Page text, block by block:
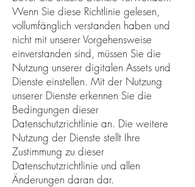
Wenn Sie diese Richtlinie gelesen,
vollumfänglich verstanden haben und
nicht mit unserer Vorgehensweise
einverstanden sind, müssen Sie die
Nutzung unserer digitalen Assets und
Dienste einstellen. Mit der Nutzung
unserer Dienste erkennen Sie die
Bedingungen dieser
Datenschutzrichtlinie an. Die weitere
Nutzung der Dienste stellt Ihre
Zustimmung zu dieser
Datenschutzrichtlinie und allen
Änderungen daran dar.